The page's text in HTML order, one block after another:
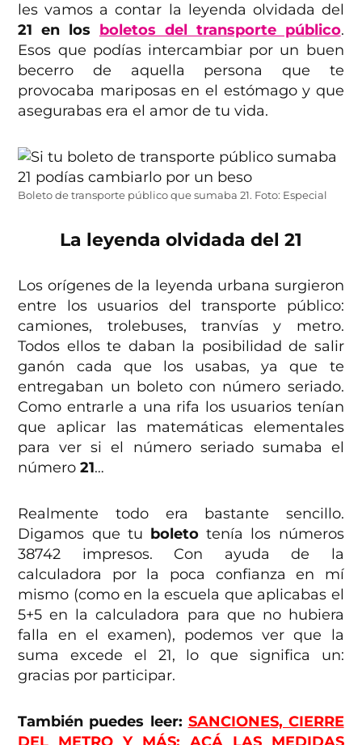
les vamos a contar la leyenda olvidada del
21 en los boletos del transporte público.
Esos que podías intercambiar por un buen
becerro de aquella persona que te
provocaba mariposas en el estómago y que
asegurabas era el amor de tu vida.
Boleto de transporte público que sumaba 21. Foto: Especial
La leyenda olvidada del 21
Los orígenes de la leyenda urbana surgieron
entre los usuarios del transporte público:
camiones, trolebuses, tranvías y metro.
Todos ellos te daban la posibilidad de salir
ganón cada que los usabas, ya que te
entregaban un boleto con número seriado.
Como entrarle a una rifa los usuarios tenían
que aplicar las matemáticas elementales
para ver si el número seriado sumaba el
número21…
Realmente todo era bastante sencillo.
Digamos que tu boleto tenía los números
38742 impresos. Con ayuda de la
calculadora por la poca confianza en mí
mismo (como en la escuela que aplicabas el
5+5 en la calculadora para que no hubiera
falla en el examen), podemos ver que la
suma excede el 21, lo que significa un:
gracias por participar.
También puedes leer: SANCIONES, CIERRE